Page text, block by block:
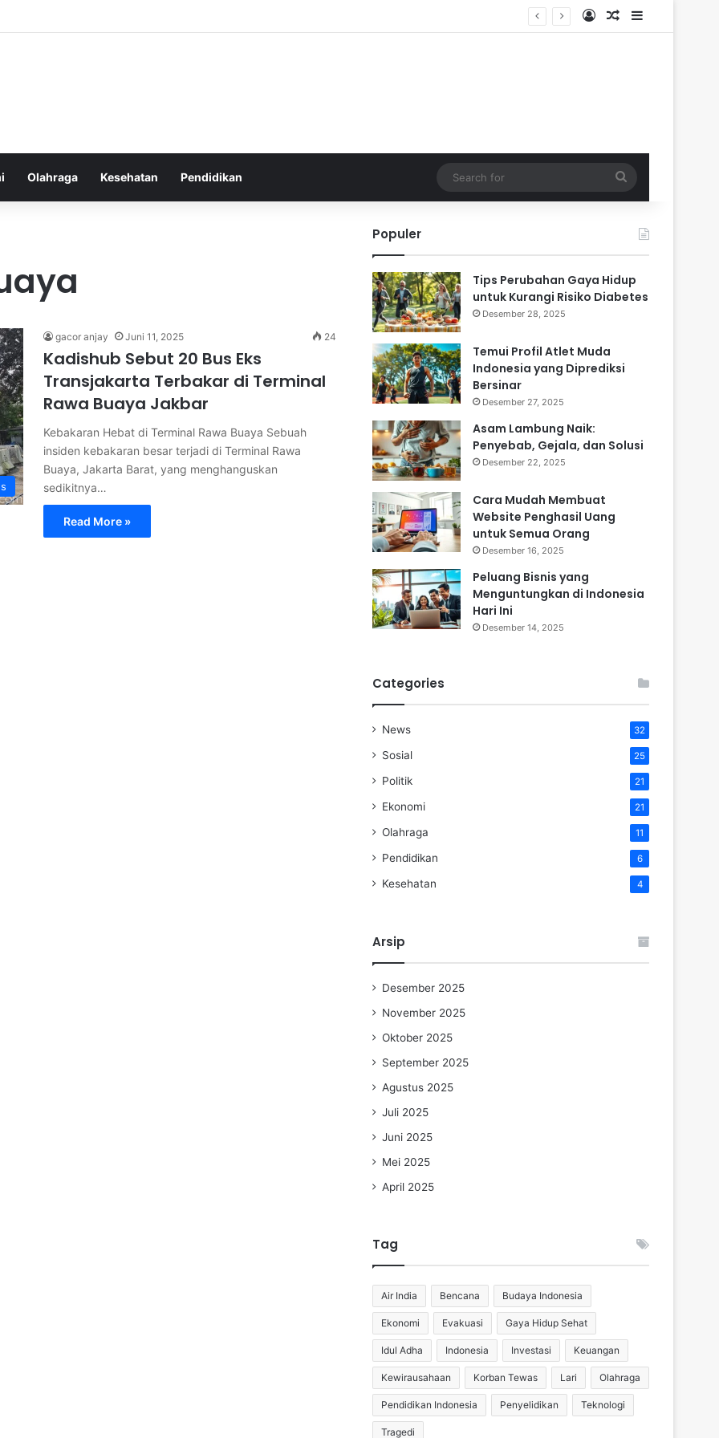
Log InRandom Article
Sidebar
Olahraga Kesehatan Pendidikan
for
gacor anjay Juni 11, 2025 24
Kadishub Sebut 20 Bus Eks
Transjakarta Terbakar di Terminal
Rawa Buaya Jakbar
Kebakaran Hebat di Terminal Rawa Buaya Sebuah
insiden kebakaran besar terjadi di Terminal Rawa
Buaya, Jakarta Barat, yang menghanguskan
sedikitnya…
Read More »
Populer
Tips Perubahan Gaya Hidup
untuk Kurangi Risiko Diabetes
Desember 28, 2025
Temui Profil Atlet Muda
Indonesia yang Diprediksi
Bersinar
Desember 27, 2025
Asam Lambung Naik:
Penyebab, Gejala, dan Solusi
Desember 22, 2025
Cara Mudah Membuat
Website Penghasil Uang
untuk Semua Orang
Desember 16, 2025
Peluang Bisnis yang
Menguntungkan di Indonesia
Hari Ini
Desember 14, 2025
Categories
News 32
Sosial 25
Politik 21
Ekonomi 21
Olahraga 11
Pendidikan 6
Kesehatan 4
Arsip
Desember 2025
November 2025
Oktober 2025
September 2025
Agustus 2025
Juli 2025
Juni 2025
Mei 2025
April 2025
Tag
Air India Bencana Budaya Indonesia
Ekonomi Evakuasi Gaya Hidup Sehat
Idul Adha Indonesia Investasi Keuangan
Kewirausahaan Korban Tewas Lari Olahraga
Pendidikan Indonesia Penyelidikan Teknologi
Tragedi